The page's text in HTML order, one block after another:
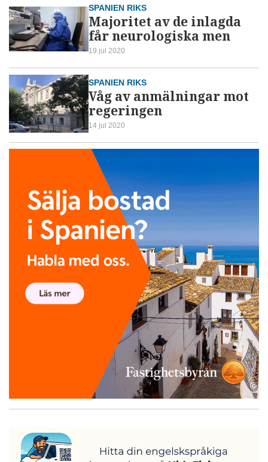
SPANIEN RIKS
Majoritet av de inlagda
får neurologiska men
19 jul 2020
SPANIEN RIKS
Våg av anmälningar mot
regeringen
14 jul 2020